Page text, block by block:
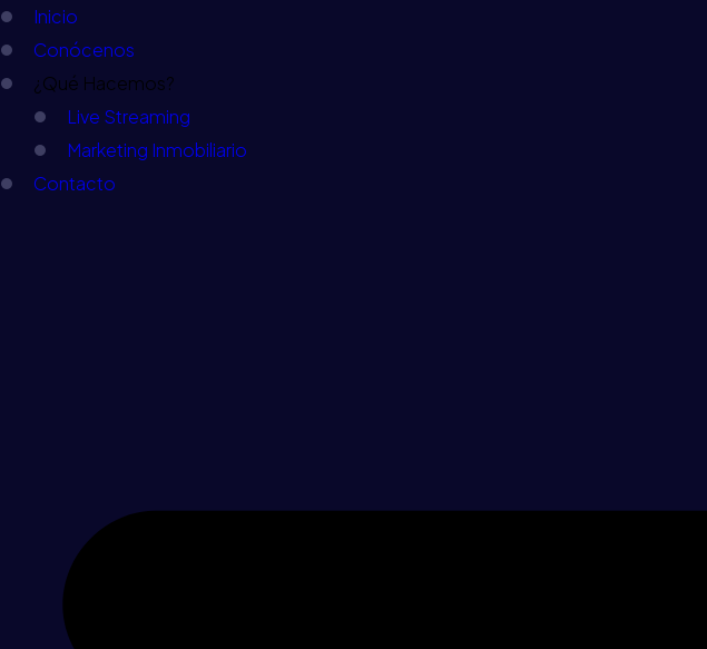
Inicio
Conócenos
¿Qué Hacemos?
Live Streaming
Marketing Inmobiliario
Contacto